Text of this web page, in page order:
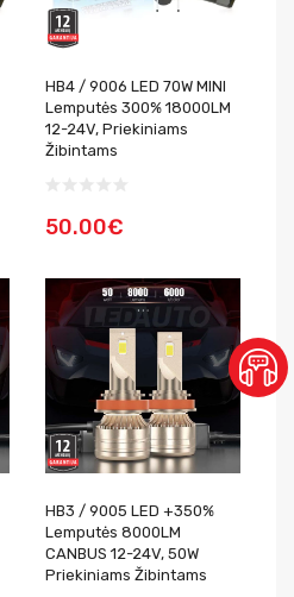
HB4 / 9006 LED 70W MINI
Lemputės 300% 18000LM
12-24V, Priekiniams
Žibintams
50.00€
HB3 / 9005 LED +350%
Lemputės 8000LM
CANBUS 12-24V, 50W
Priekiniams Žibintams